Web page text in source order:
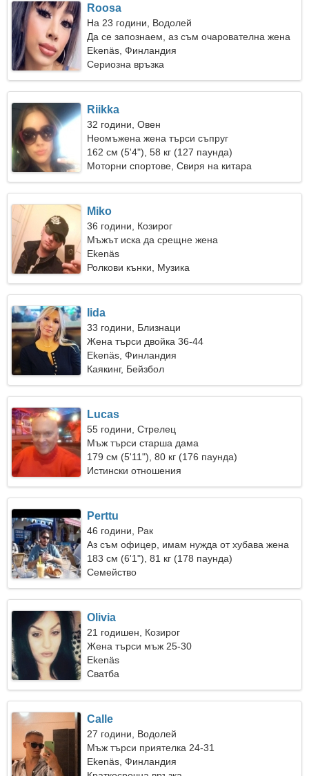
Roosa
На 23 години, Водолей
Да се запознаем, аз съм очарователна жена
Ekenäs, Финландия
Сериозна връзка
Riikka
32 години, Овен
Неомъжена жена търси съпруг
162 см (5'4"), 58 кг (127 паунда)
Моторни спортове, Свиря на китара
Miko
36 години, Козирог
Мъжът иска да срещне жена
Ekenäs
Ролкови кънки, Музика
Iida
33 години, Близнаци
Жена търси двойка 36-44
Ekenäs, Финландия
Каякинг, Бейзбол
Lucas
55 години, Стрелец
Мъж търси старша дама
179 см (5'11"), 80 кг (176 паунда)
Истински отношения
Perttu
46 години, Рак
Аз съм офицер, имам нужда от хубава жена
183 см (6'1"), 81 кг (178 паунда)
Семейство
Olivia
21 годишен, Козирог
Жена търси мъж 25-30
Ekenäs
Сватба
Calle
27 години, Водолей
Мъж търси приятелка 24-31
Ekenäs, Финландия